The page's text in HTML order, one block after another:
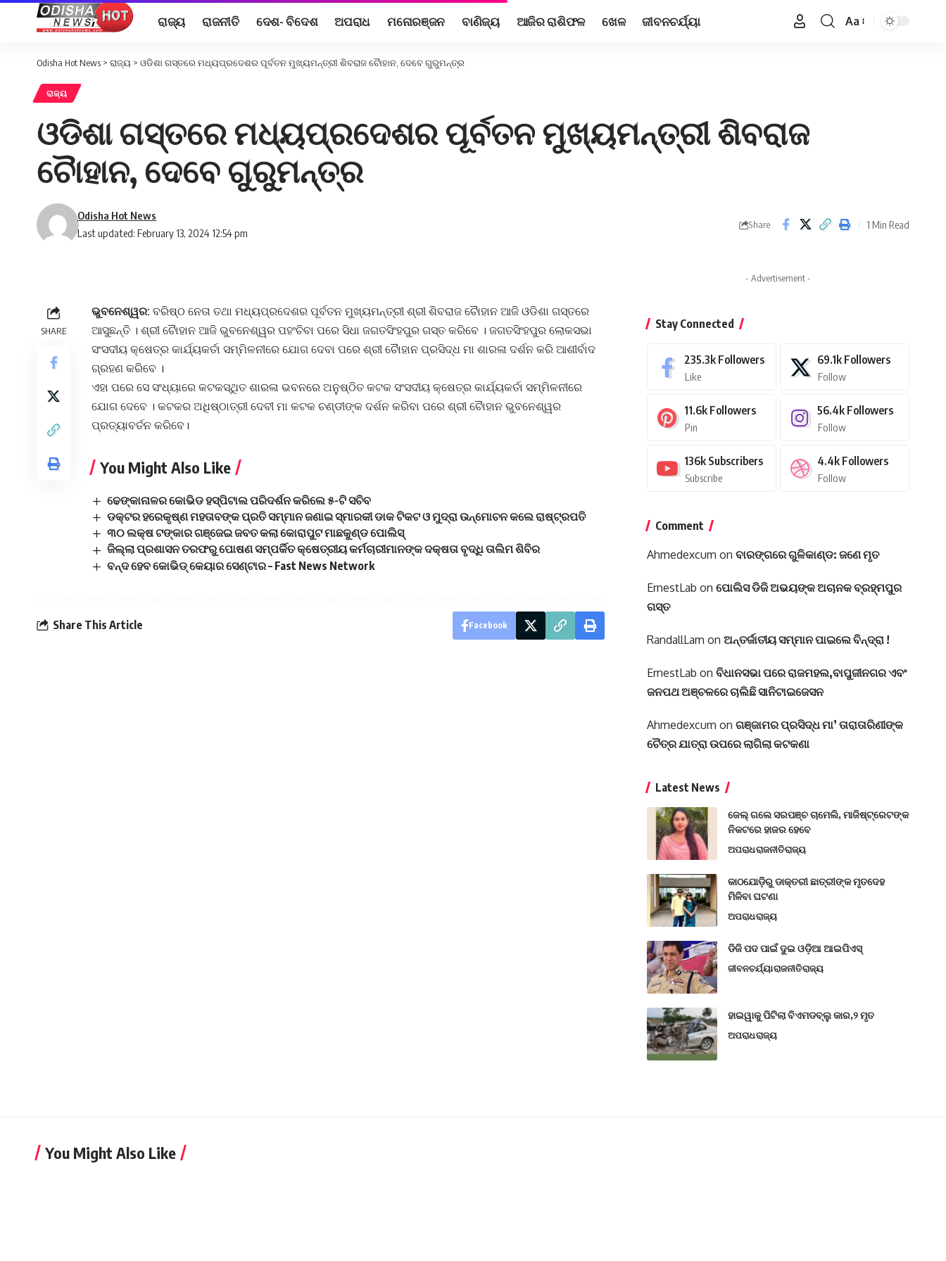
ରାଜ୍ୟ ରାଜନୀତି ଦେଶ- ବିଦେଶ ଅପରାଧ ମନୋରଞ୍ଜନ ବାଣିଜ୍ୟ ଆଜିର ରାଶିଫଳ ଖେଳ ଜୀବନଚର୍ଯ୍ୟା
Font
Aa
Odisha Hot News > ରାଜ୍ୟ > ଓଡିଶା ଗସ୍ତରେ ମଧ୍ୟପ୍ରଦେଶର ପୂର୍ବତନ ମୁଖ୍ୟମନ୍ତ୍ରୀ ଶିବରାଜ ଚୈାହାନ, ଦେବେ ଗୁରୁମନ୍ତ୍ର
ରାଜ୍ୟ
ଓଡିଶା ଗସ୍ତରେ ମଧ୍ୟପ୍ରଦେଶର ପୂର୍ବତନ ମୁଖ୍ୟମନ୍ତ୍ରୀ ଶିବରାଜ
ଚୈାହାନ, ଦେବେ ଗୁରୁମନ୍ତ୍ର
Last updated: February 13, 2024 12:54 pm
Odisha Hot News
Share 1 Min Read
SHARE
ଭୁବନେଶ୍ୱର: ବରିଷ୍ଠ ନେତା ତଥା ମଧ୍ୟପ୍ରଦେଶର ପୂର୍ବତନ ମୁଖ୍ୟମନ୍ତ୍ରୀ ଶ୍ରୀ ଶିବରାଜ ଚୈାହାନ ଆଜି ଓଡିଶା ଗସ୍ତରେ
ଆସୁଛନ୍ତି । ଶ୍ରୀ ଚୈାହାନ ଆଜି ଭୁବନେଶ୍ୱର ପହଂଚିବା ପରେ ସିଧା ଜଗତସିଂହପୁର ଗସ୍ତ କରିବେ । ଜଗତସିଂହପୁର ଲୋକସଭା
ସଂସଦୀୟ କ୍ଷେତ୍ର କାର୍ଯ୍ୟକର୍ତା ସମ୍ମିଳନୀରେ ଯୋଗ ଦେବା ପରେ ଶ୍ରୀ ଚୈାହାନ ପ୍ରସିଦ୍ଧ ମା ଶାରଳା ଦର୍ଶନ କରି ଆଶୀର୍ବାଦ
ଗ୍ରହଣ କରିବେ ।
ଏହା ପରେ ସେ ସଂଧ୍ୟାରେ କଟକସ୍ଥିତ ଶାରଳା ଭବନରେ ଅନୁଷ୍ଠିତ କଟକ ସଂସଦୀୟ କ୍ଷେତ୍ର କାର୍ଯ୍ୟକର୍ତା ସମ୍ମିଳନୀରେ
ଯୋଗ ଦେବେ । କଟକର ଅଧିଷ୍ଠାତ୍ରୀ ଦେବୀ ମା କଟକ ଚଣ୍ଡୀଙ୍କ ଦର୍ଶନ କରିବା ପରେ ଶ୍ରୀ ଚୈାହାନ ଭୁବନେଶ୍ୱର
ପ୍ରତ୍ୟାବର୍ତନ କରିବେ।
You Might Also Like
ଢେଙ୍କାନାଳର କୋଭିଡ ହସ୍ପିଟାଲ ପରିଦର୍ଶନ କରିଲେ ୫-ଟି ସଚିବ
ଡକ୍ଟର ହରେକୃଷ୍ଣ ମହତାବଙ୍କ ପ୍ରତି ସମ୍ମାନ ଜଣାଇ ସ୍ମାରକୀ ଡାକ ଟିକଟ ଓ ମୁଦ୍ରା ଉନ୍ମୋଚନ କଲେ ରାଷ୍ଟ୍ରପତି
୩୦ ଲକ୍ଷ ଟଙ୍କାର ଗଞ୍ଜେଇ ଜବତ କଲା କୋରାପୁଟ ମାଛକୁଣ୍ଡ ପୋଲିସ୍
ଜିଲ୍ଲା ପ୍ରଶାସନ ତରଫରୁ ପୋଷଣ ସମ୍ପର୍କିତ କ୍ଷେତ୍ରୀୟ କର୍ମଚାରୀମାନଙ୍କ ଦକ୍ଷତା ବୃଦ୍ଧି ତାଲିମ ଶିବିର
ବନ୍ଦ ହେବ କୋଭିଡ୍ କେୟାର ସେଣ୍ଟାର – Fast News Network
Share This Article Facebook
- Advertisement -
Stay Connected
235.3k Followers
Like
69.1k Followers
Follow
11.6k Followers
Pin
56.4k Followers
Follow
136k Subscribers
Subscribe
4.4k Followers
Follow
Comment
Ahmedexcum on ବାରଙ୍ଗରେ ଗୁଳିକାଣ୍ଡ: ଜଣେ ମୃତ
ErnestLab on ପୋଲିସ ଡିଜି ଅଭୟଙ୍କ ଅଚାନକ ବ୍ରହ୍ମପୁର
ଗସ୍ତ
RandallLam on ଅନ୍ତର୍ଜାତୀୟ ସମ୍ମାନ ପାଇଲେ ବିନ୍ଦ୍ରା !
ErnestLab on ବିଧାନସଭା ପରେ ରାଜମହଲ,ବାପୁଜୀନଗର ଏବଂ
ଜନପଥ ଅଞ୍ଚଳରେ ଚାଲିଛି ସାନିଟାଇଜେସନ
Ahmedexcum on ଗଞ୍ଜାମର ପ୍ରସିଦ୍ଧ ମା’ ତାରାତାରିଣୀଙ୍କ
ଚୈତ୍ର ଯାତ୍ରା ଉପରେ ଲାଗିଲା କଟକଣା
Latest News
ଜେଲ୍ ଗଲେ ସରପଞ୍ଚ ଚାମେଲି, ମାଜିଷ୍ଟ୍ରେଟଙ୍କ
ନିକଟରେ ହାଜର ହେବେ
ଅପରାଧରାଜନୀତିରାଜ୍ୟ
କାଠଯୋଡ଼ିରୁ ଡାକ୍ତରୀ ଛାତ୍ରୀଙ୍କ ମୃତଦେହ
ମିଳିବା ଘଟଣା
ଅପରାଧରାଜ୍ୟ
ଡିଜି ପଦ ପାଇଁ ଦୁଇ ଓଡ଼ିଆ ଆଇପିଏସ୍
ଜୀବନଚର୍ଯ୍ୟାରାଜନୀତିରାଜ୍ୟ
ହାଇୱାକୁ ପିଟିଲା ବିଏମଡବ୍ଲୁ କାର,୨ ମୃତ
ଅପରାଧରାଜ୍ୟ
You Might Also Like